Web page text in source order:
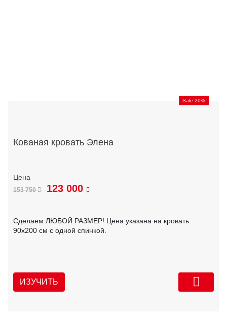
Sale 20%
Кованая кровать Элена
153 750 123 000
Сделаем ЛЮБОЙ РАЗМЕР! Цена указана на кровать
90х200 см с одной спинкой.
ИЗУЧИТЬ